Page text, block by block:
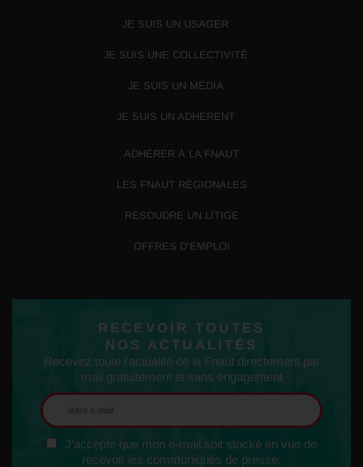
JE SUIS UN USAGER
JE SUIS UNE COLLECTIVITÉ
JE SUIS UN MÉDIA
JE SUIS UN ADHÉRENT
ADHÉRER À LA FNAUT
LES FNAUT RÉGIONALES
RÉSOUDRE UN LITIGE
OFFRES D’EMPLOI
RECEVOIR TOUTES
NOS ACTUALITÉS
Recevez toute l'actualité de la Fnaut directement par
mail gratuitement et sans engagement
J'accepte que mon e-mail soit stocké en vue de
recevoir les communiqués de presse.